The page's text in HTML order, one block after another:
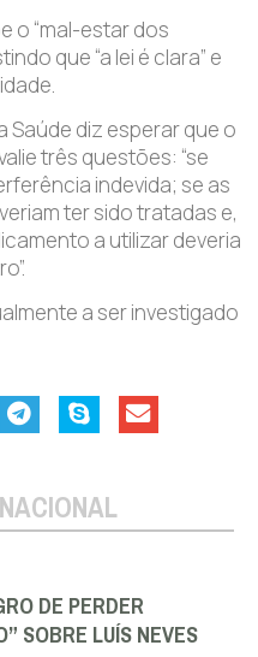
o “mal-estar dos
que “a lei é clara” e
Saúde diz esperar que o
três questões: “se
indevida; se as
ter sido tratadas e,
a utilizar deveria
a ser investigado
DE PERDER
SOBRE LUÍS NEVES